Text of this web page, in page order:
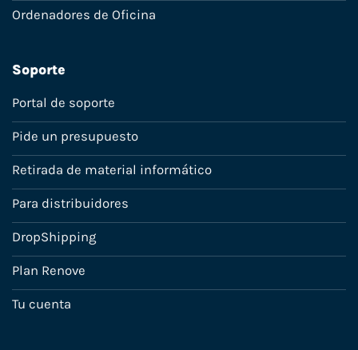
Ordenadores de Oficina
Soporte
Portal de soporte
Pide un presupuesto
Retirada de material informático
Para distribuidores
DropShipping
Plan Renove
Tu cuenta